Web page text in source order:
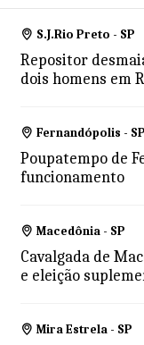
S.J.Rio Preto - SP
Repositor
dois homens em
Fernandópolis - SP
Poupatempo de
funcionamento
Macedônia - SP
Cavalgada de
e eleição
Mira Estrela - SP